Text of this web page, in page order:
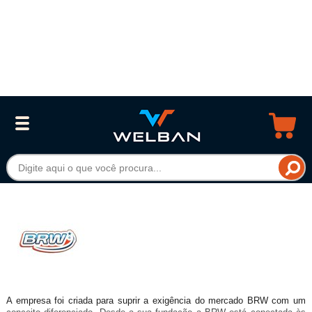
A empresa foi criada para suprir a exigência do mercado BRW com um